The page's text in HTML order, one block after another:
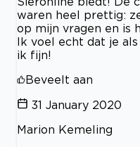
waren heel prettig:
op mijn vragen en is
Ik voel echt dat je
ik fijn!
Beveelt aan
31 January 2020
Marion Kemeling